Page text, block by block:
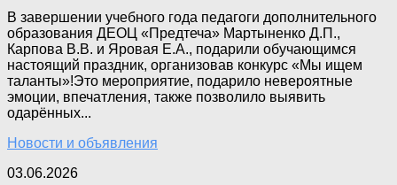
В завершении учебного года педагоги дополнительного
образования ДЕОЦ «Предтеча» Мартыненко Д.П.,
Карпова В.В. и Яровая Е.А., подарили обучающимся
настоящий праздник, организовав конкурс «Мы ищем
таланты»!Это мероприятие, подарило невероятные
эмоции, впечатления, также позволило выявить
одарённых...
Новости и объявления
03.06.2026